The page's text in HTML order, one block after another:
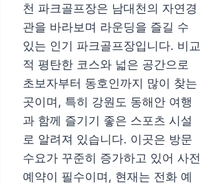
천 파크골프장은 남대천의 자연경
관을 바라보며 라운딩을 즐길 수
있는 인기 파크골프장입니다. 비교
적 평탄한 코스와 넓은 공간으로
초보자부터 동호인까지 많이 찾는
곳이며, 특히 강원도 동해안 여행
과 함께 즐기기 좋은 스포츠 시설
로 알려져 있습니다. 이곳은 방문
수요가 꾸준히 증가하고 있어 사전
예약이 필수이며, 현재는 전화 예